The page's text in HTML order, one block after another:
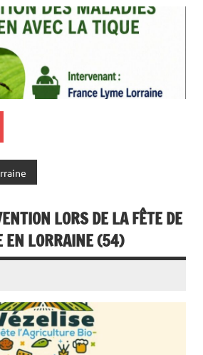
LORS DE LA FÊTE DE
EN LORRAINE (54)